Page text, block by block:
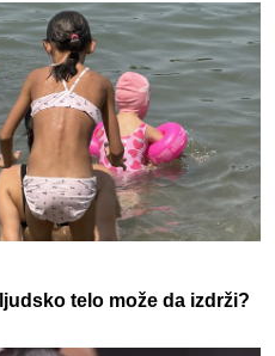
telo može da izdrži?